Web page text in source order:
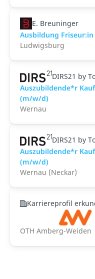
E. Breuninger
Ausbildung Friseur:in
Ludwigsburg
DIRS21 by
Auszubildende*r
(m/w/d)
Wernau
DIRS21 by
Auszubildende*r
(m/w/d)
Wernau (Neckar)
Karriereprofil
OTH Amberg-Weiden